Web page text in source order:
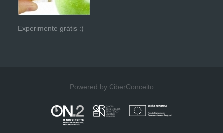
Experimente grátis :)
Powered by CiberConceito